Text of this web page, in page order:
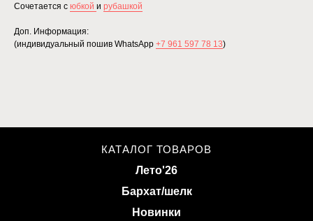
Сочетается с юбкой и рубашкой
Доп. Информация:
(индивидуальный пошив WhatsApp +7 961 597 78 13)
КАТАЛОГ ТОВАРОВ
Лето'26
Бархат/шелк
Новинки